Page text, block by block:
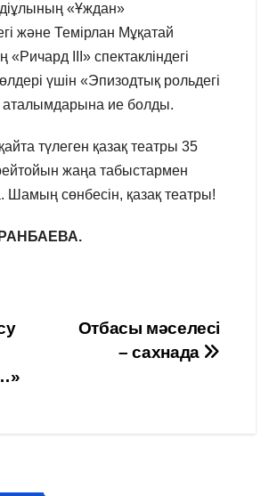
«Ұждан»
және Темірлан Мұқатай
ІІІ» спектакліндегі
үшін «Эпизодтық рольдегі
аталымдарына ие болды.
түлеген қазақ театры 35
жаңа табыстармен
Шамың сөнбесін, қазақ театры!
Отбасы мәселесі
– сахнада